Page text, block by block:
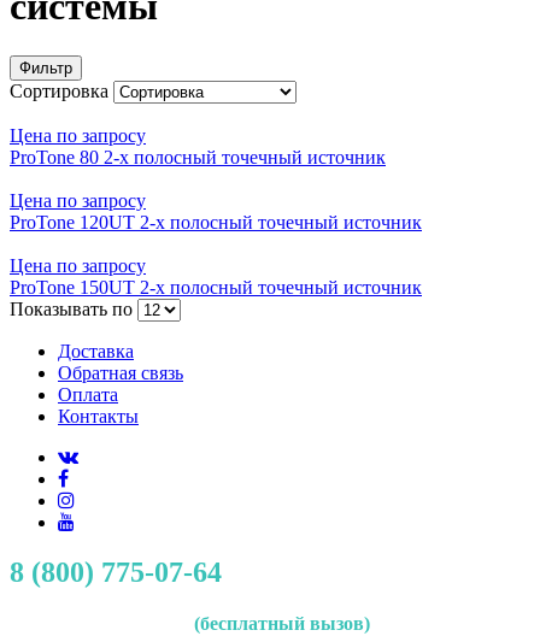
Фильтр
Сортировка
Цена по запросу
ProTone 80 2-х полосный точечный источник
Цена по запросу
ProTone 120UT 2-х полосный точечный источник
Цена по запросу
ProTone 150UT 2-х полосный точечный источник
Показывать по
Доставка
Обратная связь
Оплата
Контакты
8 (800) 775-07-64
(бесплатный вызов)